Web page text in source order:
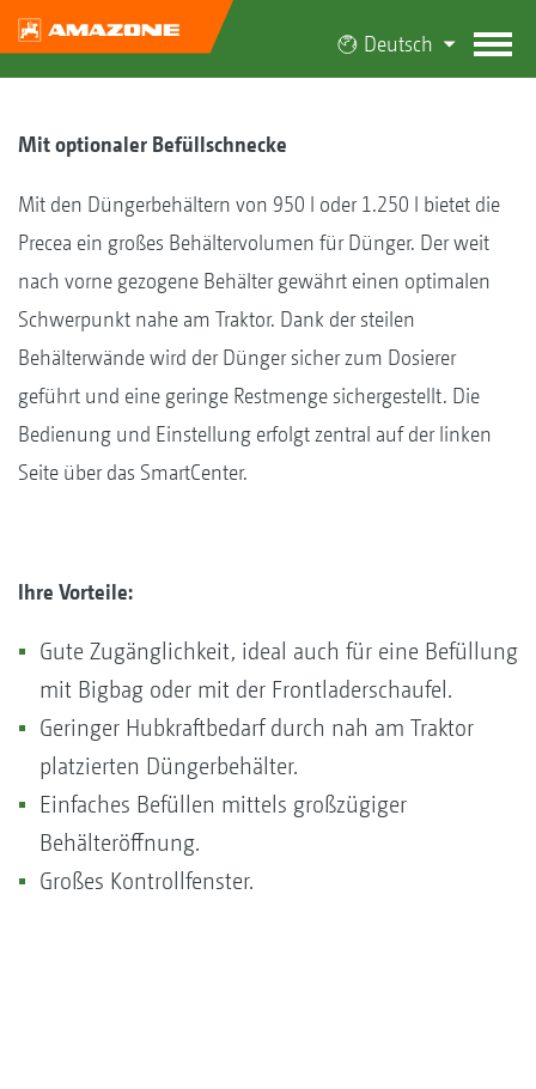
Deutsch
Mit optionaler Befüllschnecke
Mit den Düngerbehältern von 950 l oder 1.250 l bietet die
Precea ein großes Behältervolumen für Dünger. Der weit
nach vorne gezogene Behälter gewährt einen optimalen
Schwerpunkt nahe am Traktor. Dank der steilen
Behälterwände wird der Dünger sicher zum Dosierer
geführt und eine geringe Restmenge sichergestellt. Die
Bedienung und Einstellung erfolgt zentral auf der linken
Seite über das SmartCenter.
Ihre Vorteile:
Gute Zugänglichkeit, ideal auch für eine Befüllung
mit Bigbag oder mit der Frontladerschaufel.
Geringer Hubkraftbedarf durch nah am Traktor
platzierten Düngerbehälter.
Einfaches Befüllen mittels großzügiger
Behälteröffnung.
Großes Kontrollfenster.